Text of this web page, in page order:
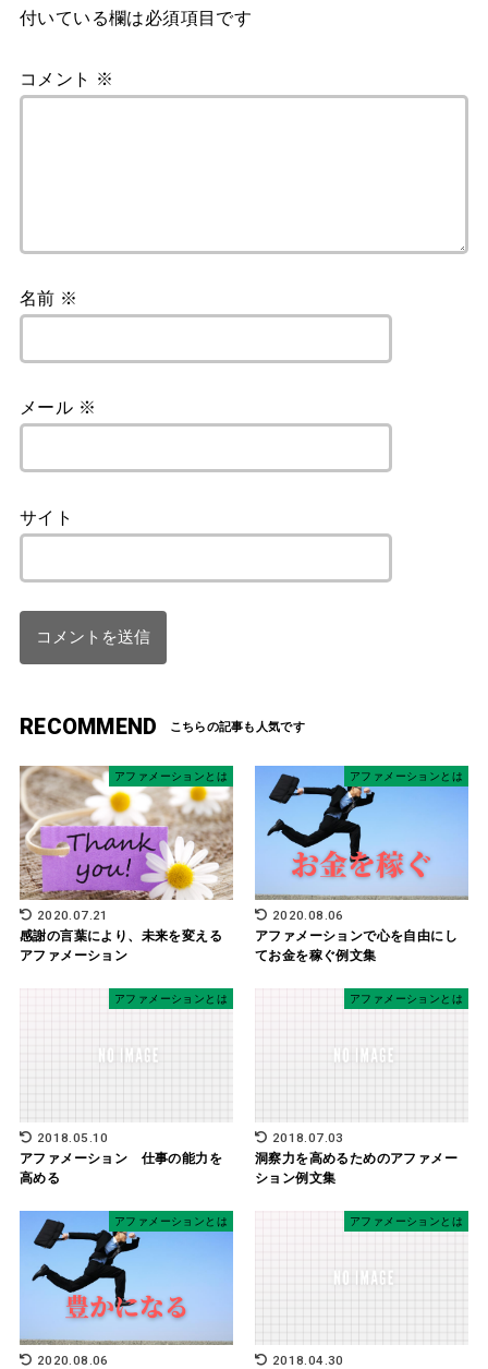
付いている欄は必須項目です
コメント ※
名前 ※
メール ※
サイト
RECOMMEND
アファメーションとは
2020.07.21
感謝の言葉により、未来を変える
アファメーション
アファメーションとは
2020.08.06
アファメーションで心を自由にし
てお金を稼ぐ例文集
アファメーションとは
2018.05.10
アファメーション 仕事の能力を
高める
アファメーションとは
2018.07.03
洞察力を高めるためのアファメー
ション例文集
アファメーションとは
2020.08.06
アファメーションとは
2018.04.30